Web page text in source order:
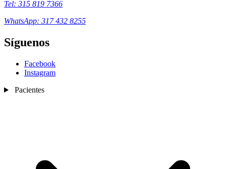
Tel: 315 819 7366
WhatsApp: 317 432 8255
Síguenos
Facebook
Instagram
Pacientes